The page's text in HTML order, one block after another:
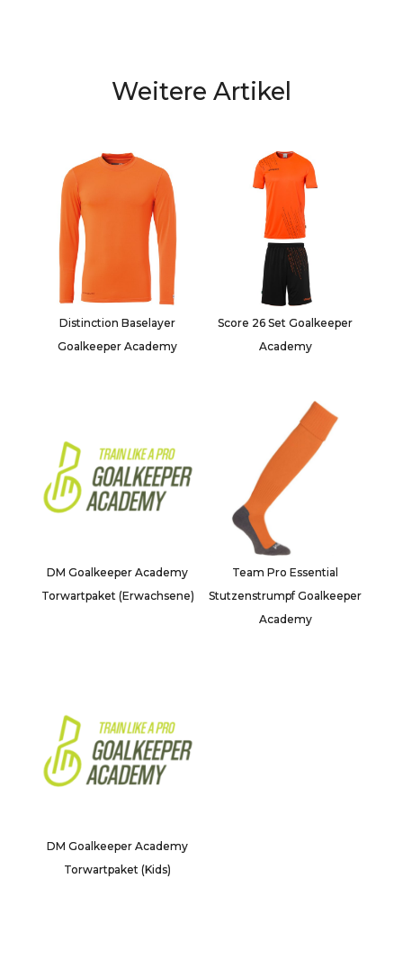
Weitere Artikel
Distinction Baselayer
Goalkeeper Academy
Score 26 Set Goalkeeper
Academy
DM Goalkeeper Academy
Torwartpaket (Erwachsene)
Team Pro Essential
Stutzenstrumpf Goalkeeper
Academy
DM Goalkeeper Academy
Torwartpaket (Kids)